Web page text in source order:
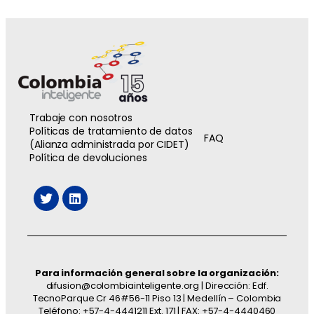
Trabaje con nosotros
Políticas de tratamiento de datos
(Alianza administrada por CIDET)
FAQ
Política de devoluciones
Para información general sobre la organización:
difusion@colombiainteligente.org | Dirección: Edf.
TecnoParque Cr 46#56-11 Piso 13 | Medellín – Colombia
Teléfono: +57-4-4441211 Ext. 171 | FAX: +57-4-4440460